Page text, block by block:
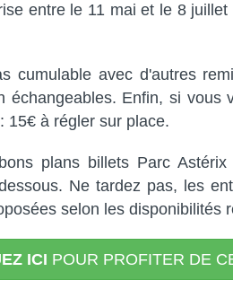
entre le 11 mai et le 8 juillet
cumulable avec d'autres
échangeables. Enfin, si vous
15€ à régler sur place.
plans billets Parc
Ne tardez pas, les
selon les disponibilités
ICI POUR PROFITER DE